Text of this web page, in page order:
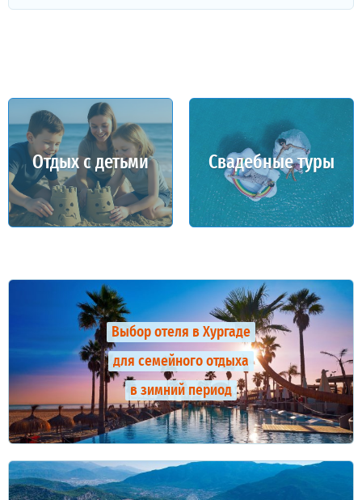
Отдых с детьми Свадебные туры
Выбор отеля в Хургаде
для семейного отдыха
в зимний период